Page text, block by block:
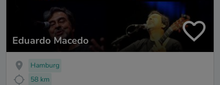
Eduardo Macedo
Hamburg
58 km